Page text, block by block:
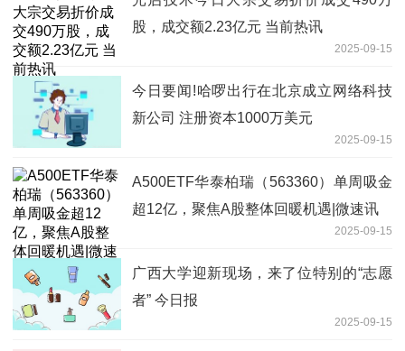
股，成交额2.23亿元 当前热讯
2025-09-15
今日要闻!哈啰出行在北京成立网络科技
新公司 注册资本1000万美元
2025-09-15
A500ETF华泰柏瑞（563360）单周吸金
超12亿，聚焦A股整体回暖机遇|微速讯
2025-09-15
广西大学迎新现场，来了位特别的“志愿
者” 今日报
2025-09-15